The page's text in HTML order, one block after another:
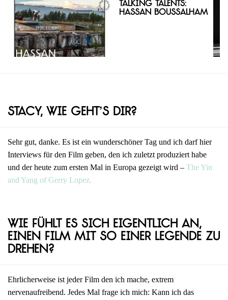
Talking Talents:
Hassan Boussalham
Stacy, wie geht’s dir?
Sehr gut, danke. Es ist ein wunderschöner Tag und ich darf hier
Interviews für den Film geben, den ich zuletzt produziert habe
und der heute zum ersten Mal in Europa gezeigt wird – The Yin
and Yang of Gerry Lopez.
Wie fühlt es sich eigentlich an,
einen Film mit so einer Legende zu
drehen?
Ehrlicherweise ist jeder Film den ich mache, extrem
nervenaufreibend. Jedes Mal frage ich mich: Kann ich das